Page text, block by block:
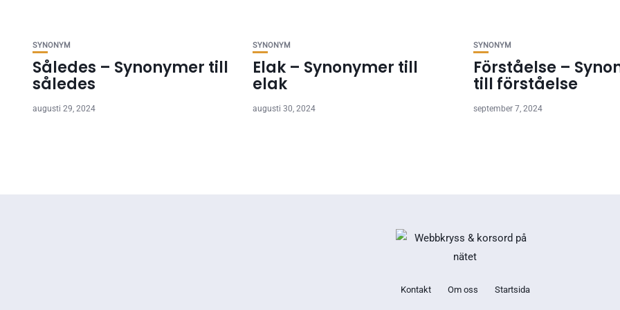
SYNONYM
Således – Synonymer till
således
augusti 29, 2024
SYNONYM
Elak – Synonymer till
elak
augusti 30, 2024
SYNONYM
Förståelse –
till förståelse
september 7, 2024
Kontakt Om oss Startsida